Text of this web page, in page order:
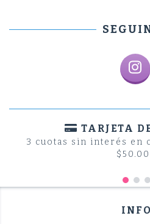
TARJETA
3 cuotas sin interés en
INFO